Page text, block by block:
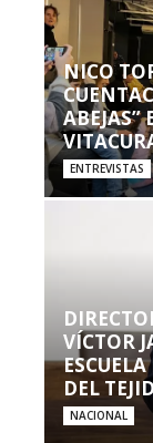
NICO
ABEJAS”
ENTREVISTAS
VÍCTOR
DEL
NACIONAL